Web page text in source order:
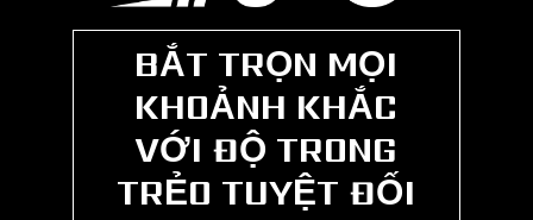
BẮT TRỌN MỌI
KHOẢNH KHẮC
VỚI ĐỘ TRONG
TRẺO TUYỆT ĐỐI